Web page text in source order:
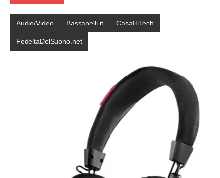
Audio/Video Bassanelli.it CasaHiTech
FedeltaDelSuono.net